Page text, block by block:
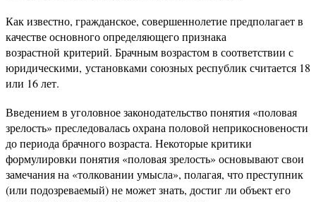
Как известно, гражданское, совершеннолетие предполагает в
качестве основного определяющего признака
возрастной критерий. Брачным возрастом в соответствии с
юридическими, установками союзных республик считается 18
или 16 лет.
Введением в уголовное законодательство понятия «половая
зрелость» преследовалась охрана половой неприкосновености
до периода брачного возраста. Некоторые критики
формулировки понятия «половая зрелость» основывают свои
замечания на «толковании умысла», полагая, что преступник
(или подозреваемый) не может знать, достиг ли объект его